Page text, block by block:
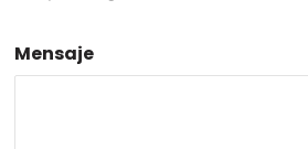
Mensaje